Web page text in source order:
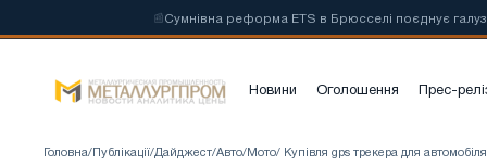
Сумнівна реформа ETS в Брюсселі поєднує галузеві
Новини Оголошення Прес-
Головна/ Публікації/Дайджест/Авто/Мото/ Купівля gps трекера для автомобіля